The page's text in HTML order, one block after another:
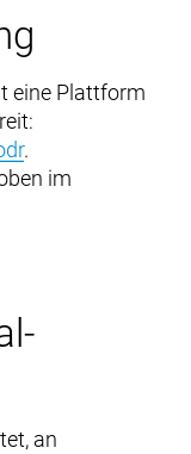
eine Plattform
.
im
an